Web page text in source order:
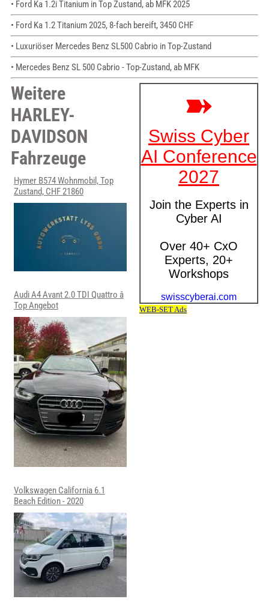
• Ford Ka 1.2i Titanium in Top Zustand, ab MFK 2025
• Ford Ka 1.2 Titanium 2025, 8-fach bereift, 3450 CHF
• Luxuriöser Mercedes Benz SL500 Cabrio in Top-Zustand
• Mercedes Benz SL 500 Cabrio - Top-Zustand, ab MFK
Weitere
HARLEY-
DAVIDSON
Fahrzeuge
Hymer B574 Wohnmobil, Top
Zustand, CHF 21860
Audi A4 Avant 2.0 TDI Quattro â
Top Angebot
Volkswagen California 6.1
Beach Edition - 2020